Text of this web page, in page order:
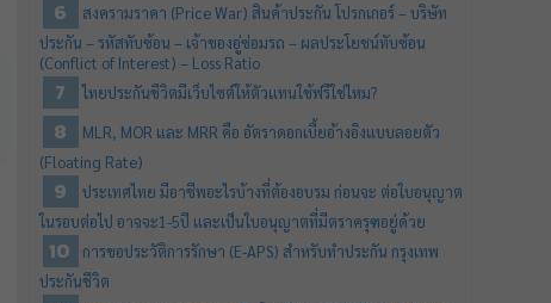
สงครามราคา (Price War) สินค้าประกัน โปรกเกอร์ – บริษัท
ประกัน – รหัสทับซ้อน – เจ้าของอู่ซ่อมรถ – ผลประโยชน์ทับซ้อน
(Conflict of Interest) – Loss Ratio
ไทยประกันชีวิตมีเว็บไซต์ให้ตัวแทนใช้ฟรีใช่ไหม?
MLR, MOR และ MRR คือ อัตราดอกเบี้ยอ้างอิงแบบลอยตัว
(Floating Rate)
ประเทศไทย มีอาชีพอะไรบ้างที่ต้องอบรม ก่อนจะ ต่อใบอนุญาต
ในรอบต่อไป อาจจะ1-5ปี และเป็นใบอนุญาตที่มีตราครุฑอยู่ด้วย
การขอประวัติการรักษา (E-APS) สำหรับทำประกัน กรุงเทพ
ประกันชีวิต